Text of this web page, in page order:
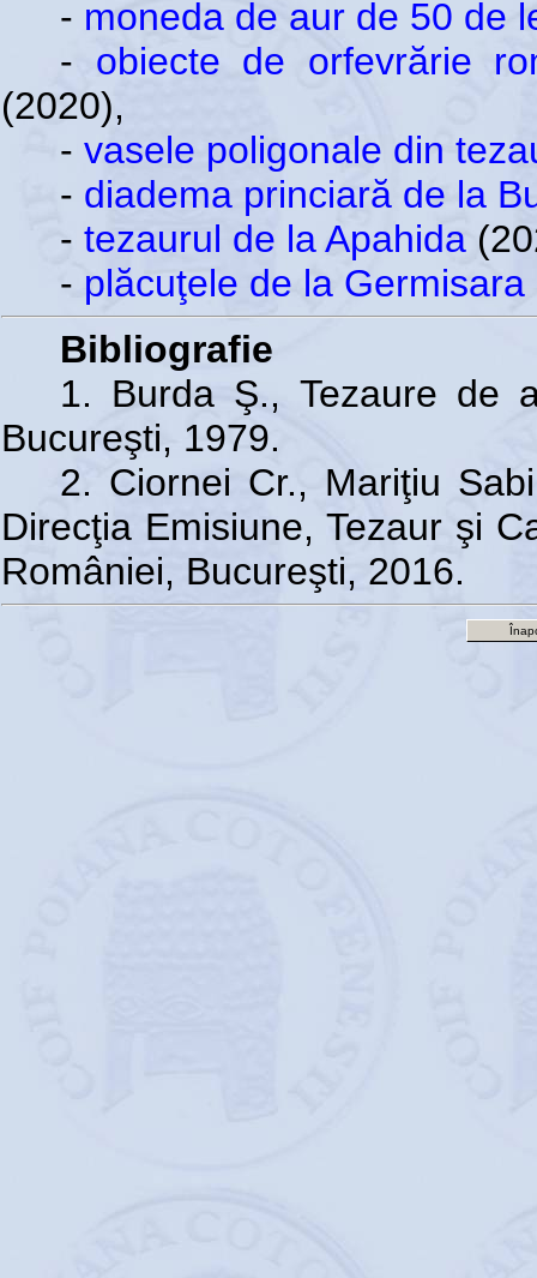
- moneda de aur de 50 de
- obiecte de orfevrărie
(2020),
- vasele poligonale din
- diadema princiară de la
- tezaurul de la Apahida
- plăcuţele de la Germisara
Bibliografie
1. Burda Ş., Tezaure de
Bucureşti, 1979.
2. Ciornei Cr., Mariţiu
Direcţia Emisiune, Tezaur şi
României, Bucureşti, 2016.